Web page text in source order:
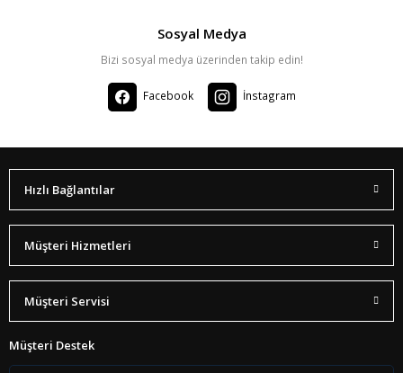
Sosyal Medya
Bizi sosyal medya üzerinden takip edin!
Facebook İnstagram
Hızlı Bağlantılar
Müşteri Hizmetleri
Müşteri Servisi
Müşteri Destek